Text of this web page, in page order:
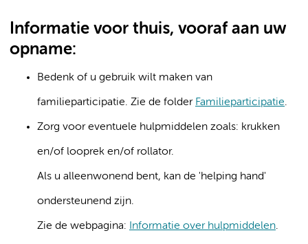
Informatie voor thuis, vooraf aan uw
opname:
Bedenk of u gebruik wilt maken van
familieparticipatie. Zie de folder Familieparticipatie.
Zorg voor eventuele hulpmiddelen zoals: krukken
en/of looprek en/of rollator.
Als u alleenwonend bent, kan de 'helping hand'
ondersteunend zijn.
Zie de webpagina: Informatie over hulpmiddelen.